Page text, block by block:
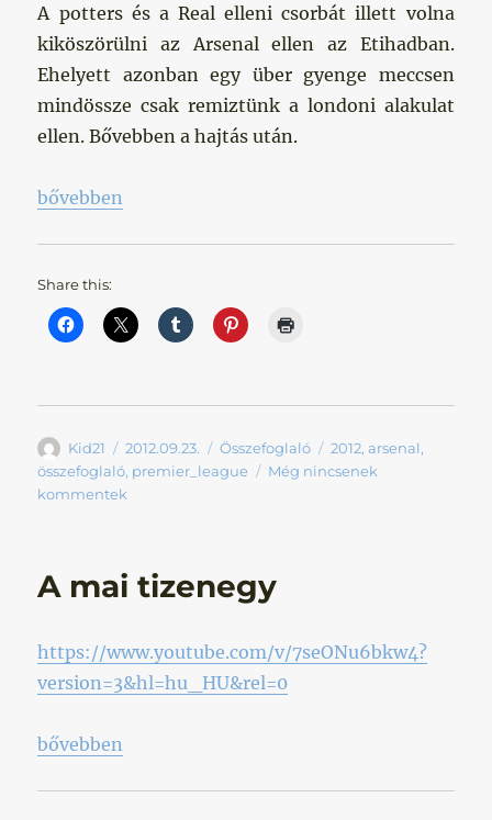
A potters és a Real elleni csorbát illett volna
kiköszörülni az Arsenal ellen az Etihadban.
Ehelyett azonban egy über gyenge meccsen
mindössze csak remiztünk a londoni alakulat
ellen. Bővebben a hajtás után.
„Ennél azért sokkal több kell…”
bővebben
Share this:
Szerző
Kid21 Közzétéve
2012.09.23. Kategória
Összefoglaló Címke
2012,arsenal,
összefoglaló, premier_league
Még nincsenek
kommentek
A mai tizenegy
https://www.youtube.com/v/7seONu6bkw4?
version=3&hl=hu_HU&rel=0
„A mai tizenegy”
bővebben